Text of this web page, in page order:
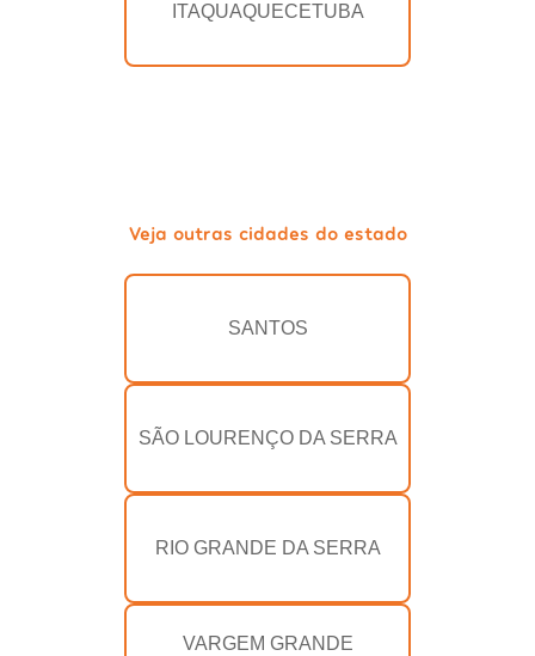
ITAQUAQUECETUBA
Veja outras cidades do estado
SANTOS
SÃO LOURENÇO DA SERRA
RIO GRANDE DA SERRA
VARGEM GRANDE